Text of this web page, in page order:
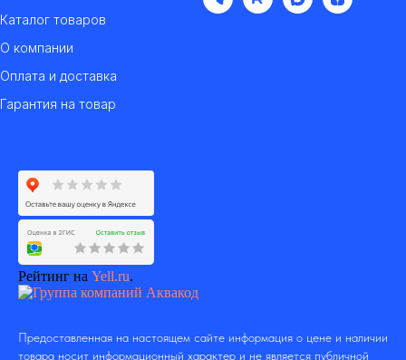
Каталог товаров
О компании
Оплата и доставка
Гарантия на товар
Рейтинг на Yell.ru.
Предоставленная на настоящем сайте информация о цене и наличии
товара носит информационный характер и не является публичной